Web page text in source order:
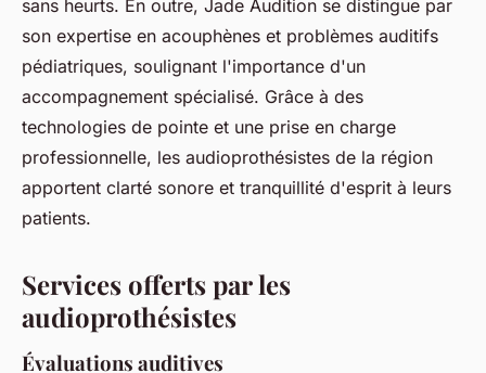
sans heurts. En outre, Jade Audition se distingue par
son expertise en acouphènes et problèmes auditifs
pédiatriques, soulignant l'importance d'un
accompagnement spécialisé. Grâce à des
technologies de pointe et une prise en charge
professionnelle, les audioprothésistes de la région
apportent clarté sonore et tranquillité d'esprit à leurs
patients.
Services offerts par les
audioprothésistes
Évaluations auditives